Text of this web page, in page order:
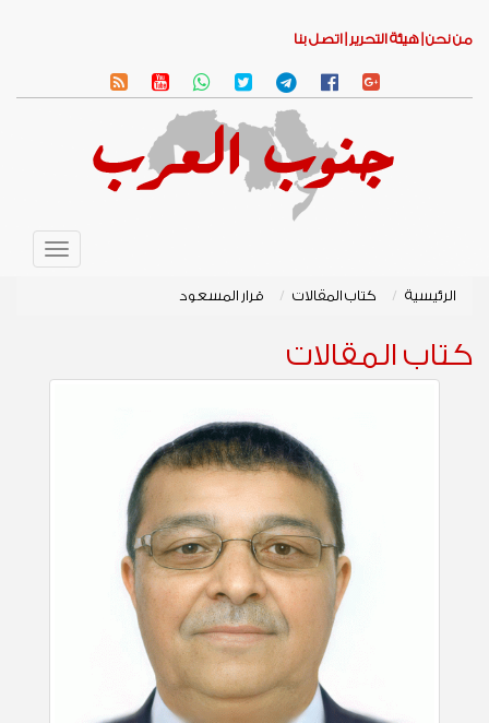
من نحن | هيئة التحرير | اتصل بنا
Toggle
الرئيسية
كتاب المقالات قرار المسعود
كتاب المقالات